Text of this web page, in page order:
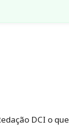
DCI o que